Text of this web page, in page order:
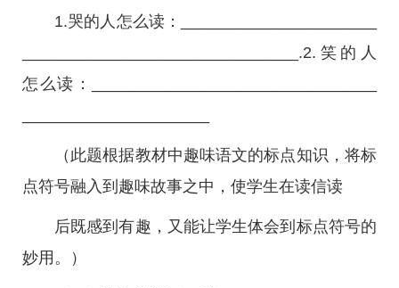
1.哭的人怎么读：______________________
_______________________________.2.笑的人
怎么读：________________________________
（此题根据教材中趣味语文的标点知识，将标
点符号融入到趣味故事之中，使学生在读信读
后既感到有趣，又能让学生体会到标点符号的
妙用。）